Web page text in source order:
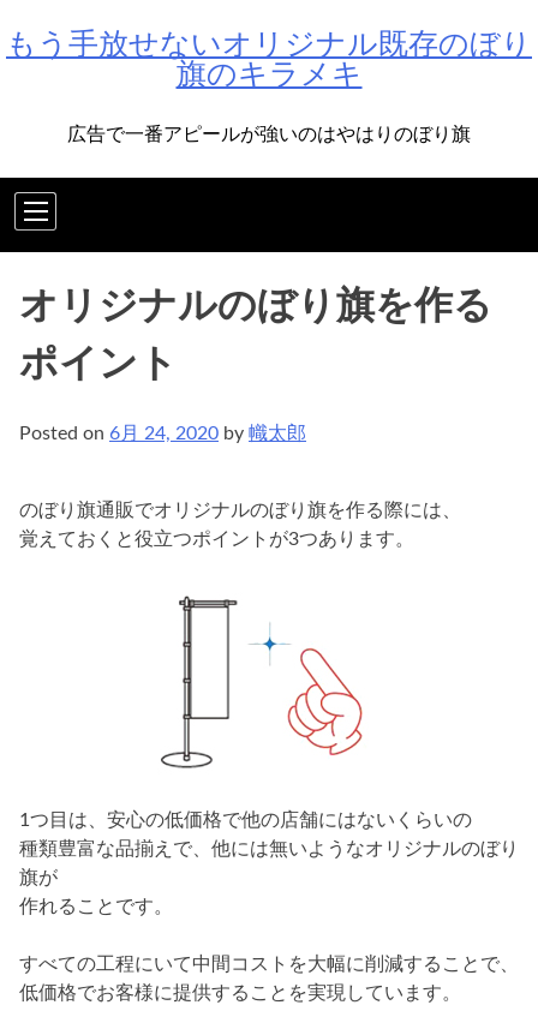
toもう手放せないオリジナル既存のぼり
旗のキラメキ
広告で一番アピールが強いのはやはりのぼり旗
オリジナルのぼり旗を作る
ポイント
Posted on 6月 24, 2020 by 幟太郎
のぼり旗通販でオリジナルのぼり旗を作る際には、
覚えておくと役立つポイントが3つあります。
1つ目は、安心の低価格で他の店舗にはないくらいの
種類豊富な品揃えで、他には無いようなオリジナルのぼり
旗が
作れることです。
すべての工程にいて中間コストを大幅に削減することで、
低価格でお客様に提供することを実現しています。